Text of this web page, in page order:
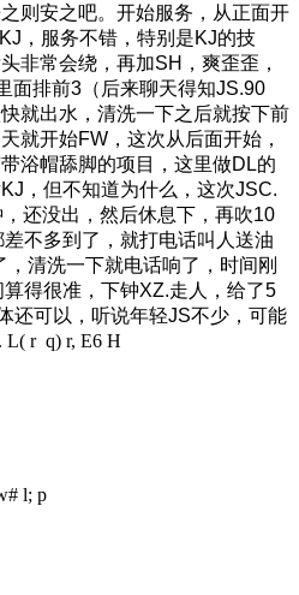
则安之吧。开始服务，从正面开
，服务不错，特别是KJ的技
非常会绕，再加SH，爽歪歪，
面排前3（后来聊天得知JS.90
就出水，清洗一下之后就按下前
就开始FW，这次从后面开始，
浴帽舔脚的项目，这里做DL的
，但不知道为什么，这次JSC.
还没出，然后休息下，再吹10
不多到了，就打电话叫人送油
清洗一下就电话响了，时间刚
得很准，下钟XZ.走人，给了5
还可以，听说年轻JS不少，可能
L( r q) r, E6 H
l; p